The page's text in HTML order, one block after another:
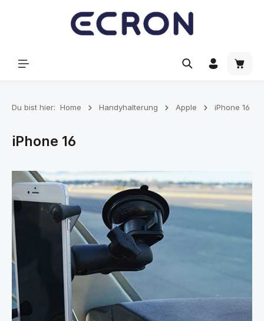
Du bist hier: Home Handyhalterung Apple iPhone 16
iPhone 16